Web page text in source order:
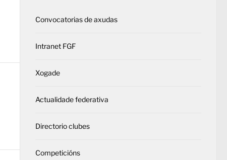
Convocatorias de axudas
Intranet FGF
Xogade
Actualidade federativa
Directorio clubes
Competicións